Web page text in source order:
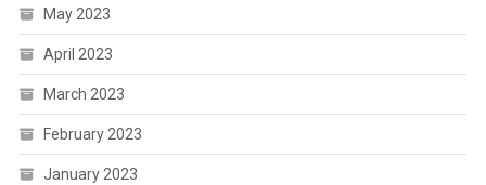
May 2023
April 2023
March 2023
February 2023
January 2023